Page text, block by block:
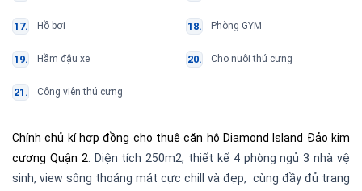
Hồ bơi Phòng GYM
Hầm đậu xe Cho nuôi thú cưng
Công viên thú cưng
Chính chủ kí hợp đồng cho thuê căn hộ Diamond Island Đảo kim
cương Quận 2. Diện tích 250m2, thiết kế 4 phòng ngủ 3 nhà vệ
sinh, view sông thoáng mát cực chill và đẹp, cùng đầy đủ trang